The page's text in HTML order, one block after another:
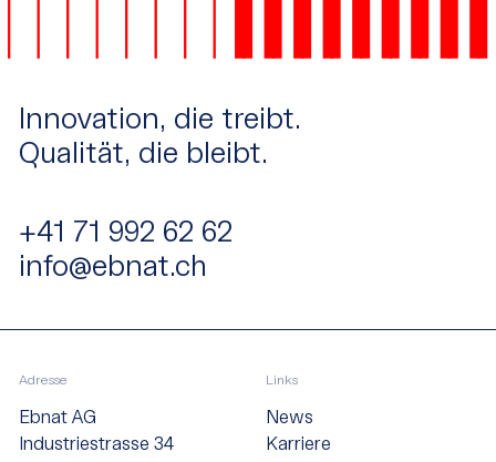
Innovation, die treibt.
Qualität, die bleibt.
+41 71 992 62 62
info@ebnat.ch
Adresse
Ebnat AG
Industriestrasse 34
Links
News
Karriere